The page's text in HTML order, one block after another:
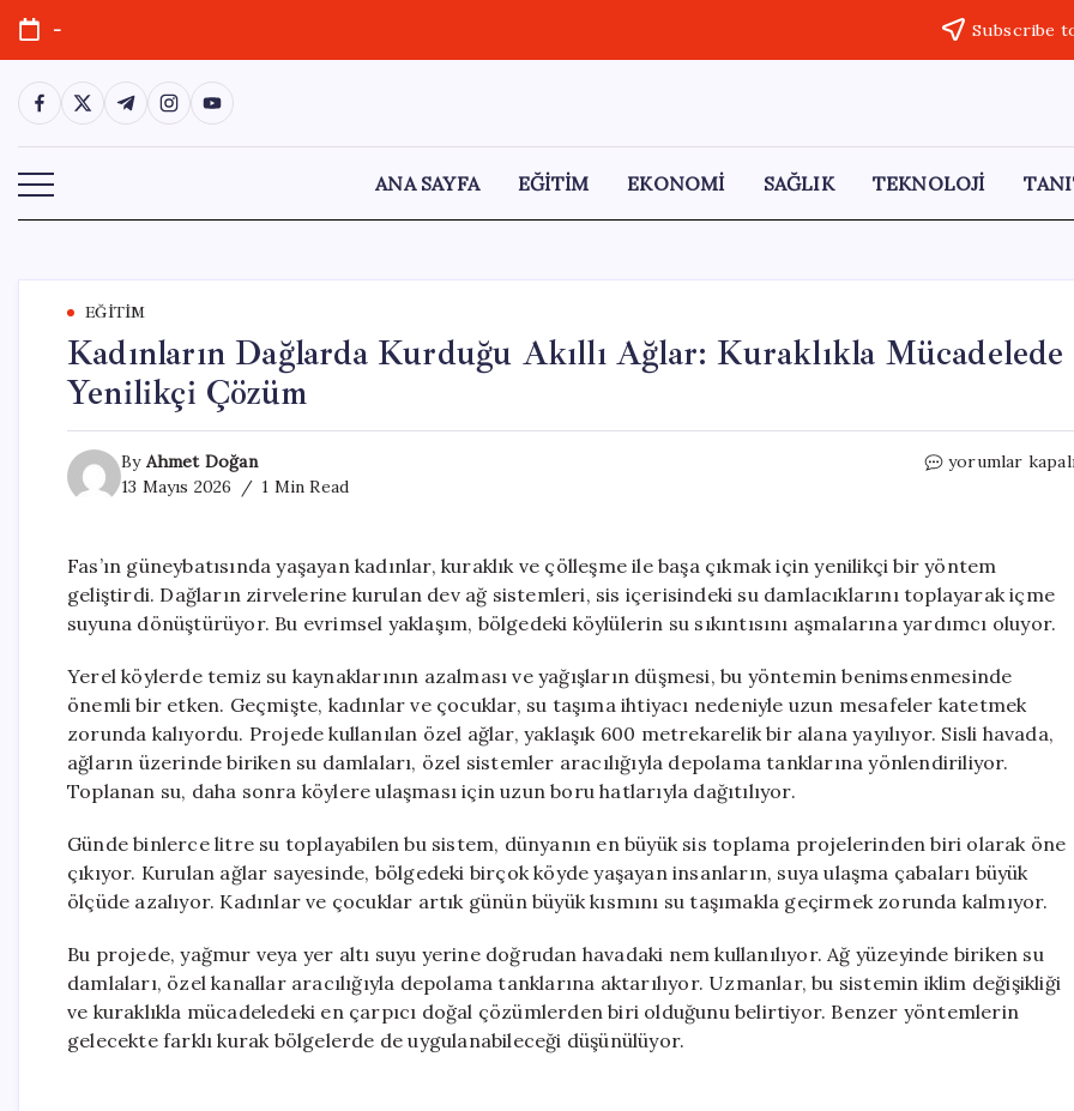
Skip
content
- Subscribe
https://www.facebook.com/
https://twitter.com/
https://t.me/
https://www.instagram.com/
https://youtube.com/
ANA SAYFA EĞİTİM EKONOMİ SAĞLIK TEKNOLOJİ
EĞITIM
Kadınların Dağlarda Kurduğu Akıllı Ağlar: Kuraklıkla Mücadelede
Yenilikçi Çözüm
By Ahmet Doğan
13 Mayıs 2026
1 Min Read
Kadınların
Ağlar:
Kuraklıkla
Mücadelede
Yenilikçi
için
yorumlar
Fas’ın güneybatısında yaşayan kadınlar, kuraklık ve çölleşme ile başa çıkmak için yenilikçi bir yöntem
geliştirdi. Dağların zirvelerine kurulan dev ağ sistemleri, sis içerisindeki su damlacıklarını toplayarak içme
suyuna dönüştürüyor. Bu evrimsel yaklaşım, bölgedeki köylülerin su sıkıntısını aşmalarına yardımcı oluyor.
Yerel köylerde temiz su kaynaklarının azalması ve yağışların düşmesi, bu yöntemin benimsenmesinde
önemli bir etken. Geçmişte, kadınlar ve çocuklar, su taşıma ihtiyacı nedeniyle uzun mesafeler katetmek
zorunda kalıyordu. Projede kullanılan özel ağlar, yaklaşık 600 metrekarelik bir alana yayılıyor. Sisli havada,
ağların üzerinde biriken su damlaları, özel sistemler aracılığıyla depolama tanklarına yönlendiriliyor.
Toplanan su, daha sonra köylere ulaşması için uzun boru hatlarıyla dağıtılıyor.
Günde binlerce litre su toplayabilen bu sistem, dünyanın en büyük sis toplama projelerinden biri olarak öne
çıkıyor. Kurulan ağlar sayesinde, bölgedeki birçok köyde yaşayan insanların, suya ulaşma çabaları büyük
ölçüde azalıyor. Kadınlar ve çocuklar artık günün büyük kısmını su taşımakla geçirmek zorunda kalmıyor.
Bu projede, yağmur veya yer altı suyu yerine doğrudan havadaki nem kullanılıyor. Ağ yüzeyinde biriken su
damlaları, özel kanallar aracılığıyla depolama tanklarına aktarılıyor. Uzmanlar, bu sistemin iklim değişikliği
ve kuraklıkla mücadeledeki en çarpıcı doğal çözümlerden biri olduğunu belirtiyor. Benzer yöntemlerin
gelecekte farklı kurak bölgelerde de uygulanabileceği düşünülüyor.